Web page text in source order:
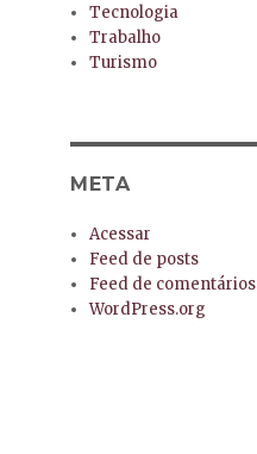
Tecnologia
Trabalho
Turismo
META
Acessar
Feed de posts
Feed de comentários
WordPress.org